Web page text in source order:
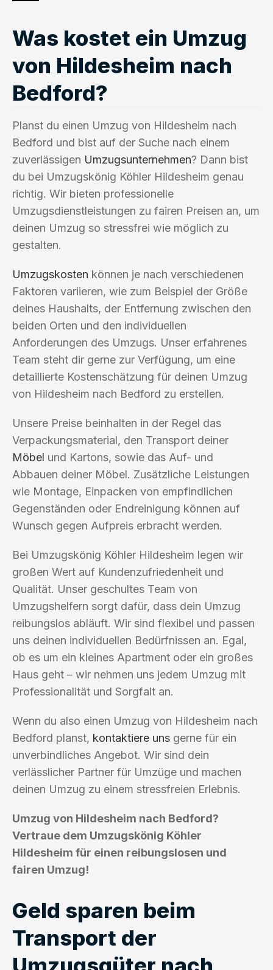
Was kostet ein Umzug
von Hildesheim nach
Bedford?
Planst du einen Umzug von Hildesheim nach
Bedford und bist auf der Suche nach einem
zuverlässigen Umzugsunternehmen? Dann bist
du bei Umzugskönig Köhler Hildesheim genau
richtig. Wir bieten professionelle
Umzugsdienstleistungen zu fairen Preisen an, um
deinen Umzug so stressfrei wie möglich zu
gestalten.
Umzugskosten können je nach verschiedenen
Faktoren variieren, wie zum Beispiel der Größe
deines Haushalts, der Entfernung zwischen den
beiden Orten und den individuellen
Anforderungen des Umzugs. Unser erfahrenes
Team steht dir gerne zur Verfügung, um eine
detaillierte Kostenschätzung für deinen Umzug
von Hildesheim nach Bedford zu erstellen.
Unsere Preise beinhalten in der Regel das
Verpackungsmaterial, den Transport deiner
Möbel und Kartons, sowie das Auf- und
Abbauen deiner Möbel. Zusätzliche Leistungen
wie Montage, Einpacken von empfindlichen
Gegenständen oder Endreinigung können auf
Wunsch gegen Aufpreis erbracht werden.
Bei Umzugskönig Köhler Hildesheim legen wir
großen Wert auf Kundenzufriedenheit und
Qualität. Unser geschultes Team von
Umzugshelfern sorgt dafür, dass dein Umzug
reibungslos abläuft. Wir sind flexibel und passen
uns deinen individuellen Bedürfnissen an. Egal,
ob es um ein kleines Apartment oder ein großes
Haus geht – wir nehmen uns jedem Umzug mit
Professionalität und Sorgfalt an.
Wenn du also einen Umzug von Hildesheim nach
Bedford planst, kontaktiere uns gerne für ein
unverbindliches Angebot. Wir sind dein
verlässlicher Partner für Umzüge und machen
deinen Umzug zu einem stressfreien Erlebnis.
Umzug von Hildesheim nach Bedford?
Vertraue dem Umzugskönig Köhler
Hildesheim für einen reibungslosen und
fairen Umzug!
Geld sparen beim
Transport der